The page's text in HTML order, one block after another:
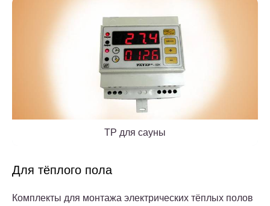
ТР для сауны
Для тёплого пола
Комплекты для монтажа электрических тёплых полов